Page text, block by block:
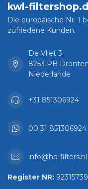
kwl-
Die europäische Nr. 1
zufriedene Kunden.
De Vliet 3
8253 PB Dronten
Niederlande
+31 851306924
00 31 851306924
info@hq-filters.nl
Register NR: 92315739